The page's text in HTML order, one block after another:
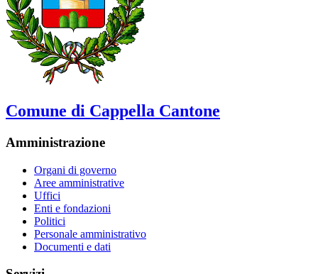
Comune di Cappella Cantone
Amministrazione
Organi di governo
Aree amministrative
Uffici
Enti e fondazioni
Politici
Personale amministrativo
Documenti e dati